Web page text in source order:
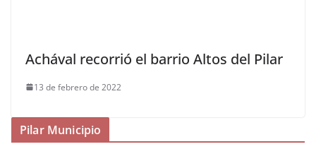
Achával recorrió el barrio Altos del Pilar
13 de febrero de 2022
Pilar Municipio